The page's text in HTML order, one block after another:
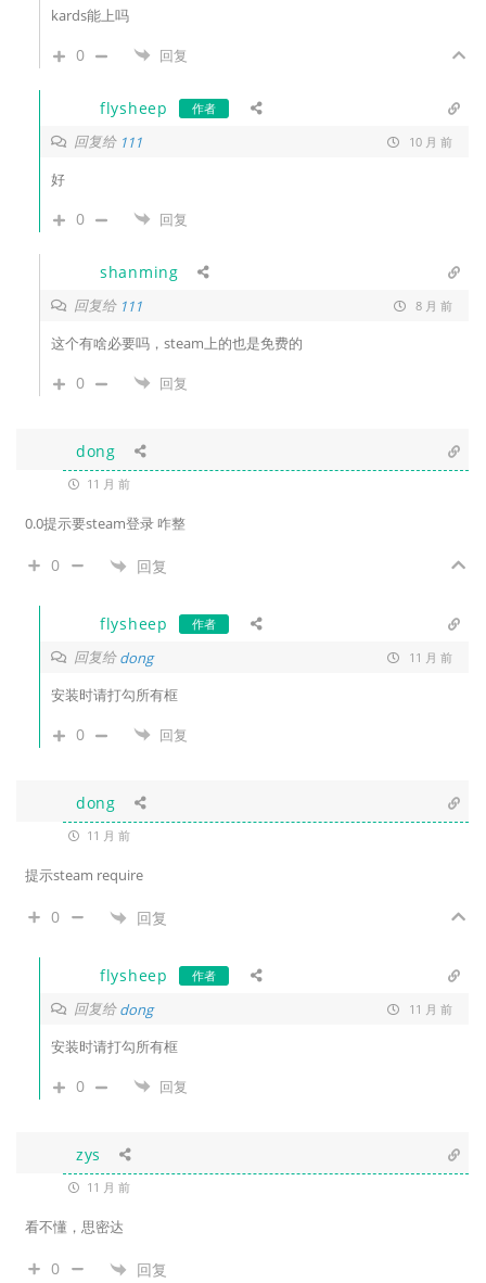
kards能上吗
0 回复
flysheep 作者
回复给 111 10 月 前
好
0 回复
shanming
回复给 111 8 月 前
这个有啥必要吗，steam上的也是免费的
0 回复
dong
11 月 前
0.0提示要steam登录 咋整
0 回复
flysheep 作者
回复给dong 11 月 前
安装时请打勾所有框
0 回复
dong
11 月 前
提示steam require
0 回复
flysheep 作者
回复给dong 11 月 前
安装时请打勾所有框
0 回复
zys
11 月 前
看不懂，思密达
0 回复